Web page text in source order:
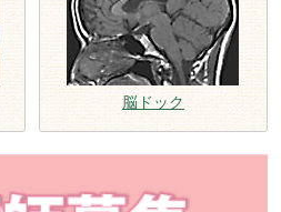
脳ドック